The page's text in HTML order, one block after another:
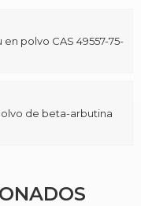
polvo CAS 49557-75-
de beta-arbutina